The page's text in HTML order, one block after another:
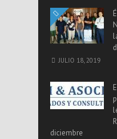
JULIO 18, 2019
diciembre